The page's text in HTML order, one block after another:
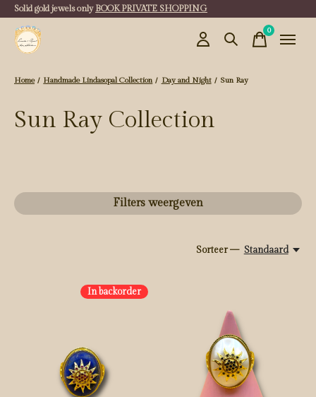
Solid gold jewels only BOOK PRIVATE SHOPPING
0items
Home / Handmade Lindasopal Collection / Day and Night / Sun Ray
Sun Ray Collection
Filters weergeven
Sorteer — Standaard
In backorder